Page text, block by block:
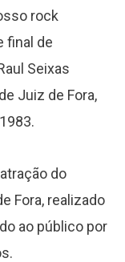
rock
final de
Seixas
Juiz de Fora,
do
Fora, realizado
ao público por